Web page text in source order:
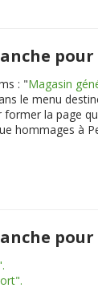
: "Magasin
le menu
la page
hommages à